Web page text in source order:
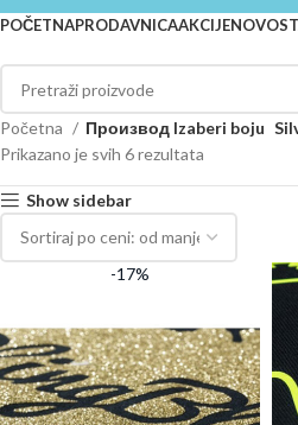
POČETNAPRODAVNICAAKCIJENOVO
Početna Производ Izaberi boju
Prikazano je svih 6 rezultata
Show sidebar
-17%